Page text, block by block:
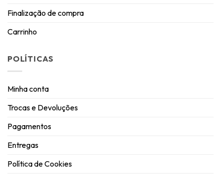
Finalização de compra
Carrinho
POLÍTICAS
Minha conta
Trocas e Devoluções
Pagamentos
Entregas
Política de Cookies